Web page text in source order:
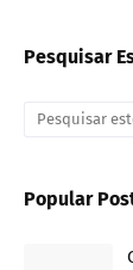
Pesquisar
Popular